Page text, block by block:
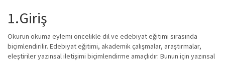
1.Giriş
Okurun okuma eylemi öncelikle dil ve edebiyat eğitimi sırasında
biçimlendirilir. Edebiyat eğitimi, akademik çalışmalar, araştırmalar,
eleştiriler yazınsal iletişimi biçimlendirme amaçlıdır. Bunun için yazınsal